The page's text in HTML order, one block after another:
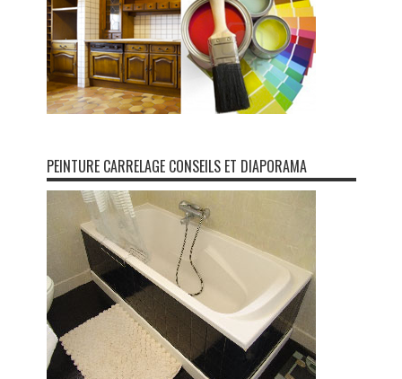
PEINTURE CARRELAGE CONSEILS ET DIAPORAMA